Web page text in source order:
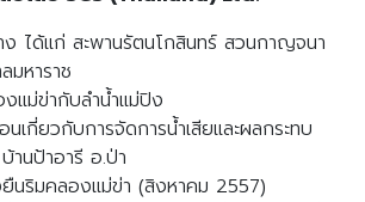
ง ได้แก่ สะพานรัตนโกสินทร์ สวนกาญจนา
มหาราช
แม่ข่ากับลำน้ำแม่ปิง
นเกี่ยวกับการจัดการน้ำเสียและผลกระทบ
านป้าอารี อ.ป่า
ยืนริมคลองแม่ข่า (สิงหาคม 2557)